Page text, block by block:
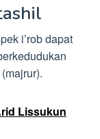
i’rob dapat
Lissukun